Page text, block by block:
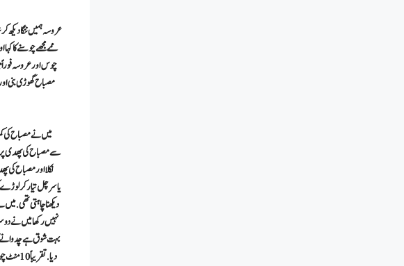
ممے مجھے چوسنے کا
چوس اور عروسہ فوراً
سے مصباح کی پھدی پر
نکلا اور مصباح کی
دیکھنا چاہتی تھی.
نہیں رکھا میں نے
بہت شوق ہے چدوانے
دیا.